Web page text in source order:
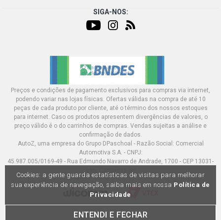
SIGA-NOS:
Preços e condições de pagamento exclusivos para compras via internet,
podendo variar nas lojas físicas. Ofertas válidas na compra de até 10
peças de cada produto por cliente, até o término dos nossos estoques
para internet. Caso os produtos apresentem divergências de valores, o
preço válido é o do carrinhos de compras. Vendas sujeitas a análise e
confirmação de dados.
AutoZ, uma empresa do Grupo DPaschoal - Razão Social: Comercial
Automotiva S.A. - CNPJ:
45.987.005/0169-49 - Rua Edmundo Navarro de Andrade, 1700 - CEP 13031-
Cookies: a gente guarda estatísticas de visitas para melhorar
sua experiência de navegação, saiba mais em nossa Política de
Privacidade
ENTENDI E FECHAR